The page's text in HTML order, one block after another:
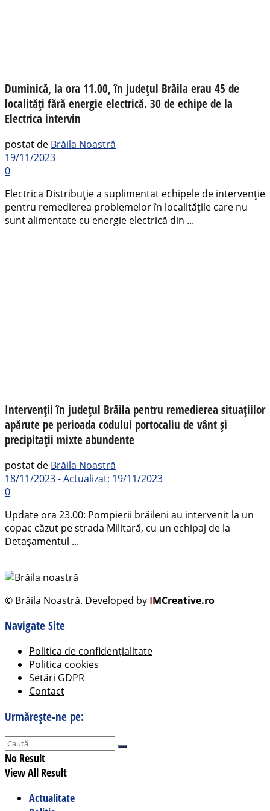
Duminică, la ora 11.00, în județul Brăila erau 45 de
localități fără energie electrică. 30 de echipe de la
Electrica intervin
postat de Brăila Noastră
19/11/2023
0
Electrica Distribuție a suplimentat echipele de intervenție
pentru remedierea problemelor în localitățile care nu
sunt alimentate cu energie electrică din ...
Intervenții în județul Brăila pentru remedierea situațiilor
apărute pe perioada codului portocaliu de vânt și
precipitații mixte abundente
postat de Brăila Noastră
18/11/2023 - Actualizat: 19/11/2023
0
Update ora 23.00: Pompierii brăileni au intervenit la un
copac căzut pe strada Militară, cu un echipaj de la
Detașamentul ...
© Brăila Noastră. Developed by IMCreative.ro
Navigate Site
Politica de confidențialitate
Politica cookies
Setări GDPR
Contact
Urmărește-ne pe:
No Result
View All Result
Actualitate